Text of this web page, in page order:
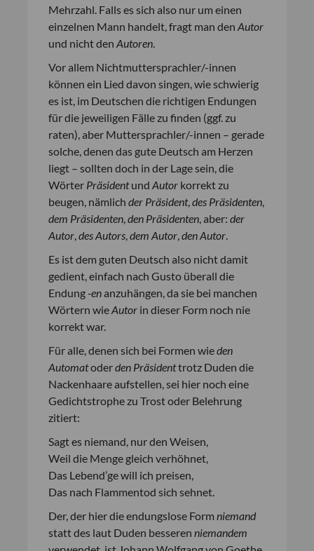
Mehrzahl. Falls es sich also nur um einen
einzelnen Mann handelt, fragt man den Autor
und nicht den Autoren
Vor allem Nichtmuttersprachler/-innen
können ein Lied davon singen, wie schwierig
es ist, im Deutschen die richtigen Endungen
für die jeweiligen Fälle zu finden (ggf. zu
raten), aber Muttersprachler/-innen – gerade
solche, denen das gute Deutsch am Herzen
liegt – sollten doch in der Lage sein, die
Wörter Präsidentund Autor korrekt zu
beugen, nämlich der Präsident, des Präsidenten
dem Präsidenten den Präsidenten , aber: der
Autor des Autors dem Autor den Autor
Es ist dem guten Deutsch also nicht damit
gedient, einfach nach Gusto überall die
Endung -enanzuhängen, da sie bei manchen
Wörtern wieAutor in dieser Form noch nie
korrekt war.
Für alle, denen sich bei Formen wieden
Automatoderden Präsidenttrotz Duden die
Nackenhaare aufstellen, sei hier noch eine
Gedichtstrophe zu Trost oder Belehrung
zitiert:
Sagt es niemand, nur den Weisen,
Weil die Menge gleich verhöhnet,
Das Lebend’ge will ich preisen,
Das nach Flammentod sich sehnet.
Der, der hier die endungslose Form niemand
statt des laut Duden besseren niemandem